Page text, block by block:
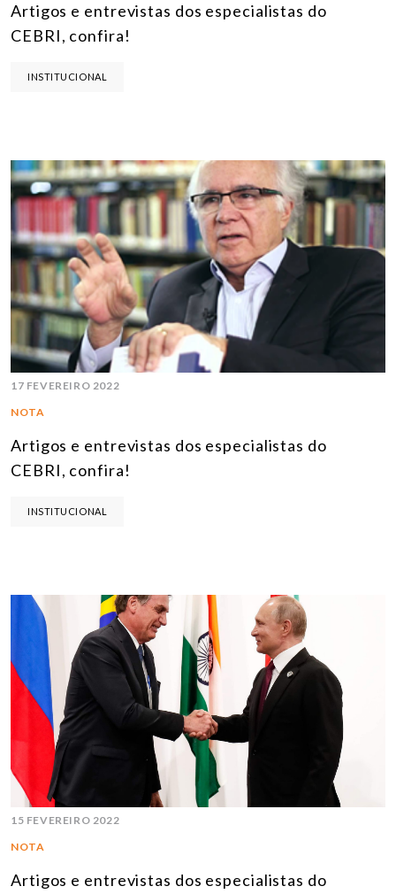
Artigos e entrevistas dos especialistas do
CEBRI, confira!
INSTITUCIONAL
17 FEVEREIRO 2022
NOTA
Artigos e entrevistas dos especialistas do
CEBRI, confira!
INSTITUCIONAL
15 FEVEREIRO 2022
NOTA
Artigos e entrevistas dos especialistas do